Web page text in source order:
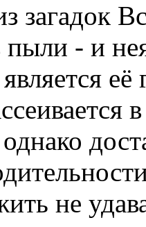
загадок
пыли - и
её
не